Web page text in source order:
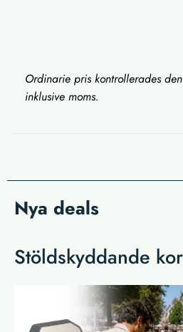
Ordinarie pris kontrollerades
inklusive moms.
Nya deals
Stöldskyddande